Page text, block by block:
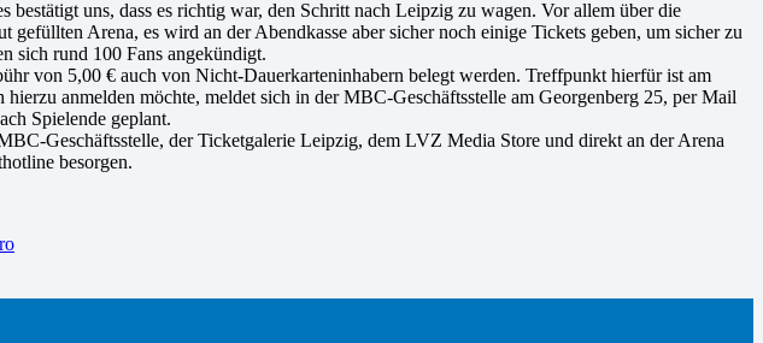
bestätigt uns, dass es richtig war, den Schritt nach Leipzig zu wagen. Vor allem über die
Arena, es wird an der Abendkasse aber sicher noch einige Tickets geben, um sicher zu
sich rund 100 Fans angekündigt.
von 5,00 € auch von Nicht-Dauerkarteninhabern belegt werden. Treffpunkt hierfür ist am
anmelden möchte, meldet sich in der MBC-Geschäftsstelle am Georgenberg 25, per Mail
Spielende geplant.
Geschäftsstelle, der Ticketgalerie Leipzig, dem LVZ Media Store und direkt an der Arena
besorgen.